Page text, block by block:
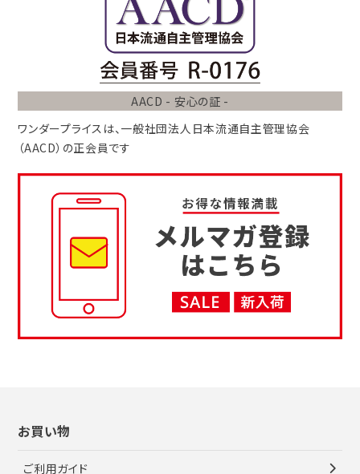
AACD - 安心の証 -
ワンダープライスは、 一般社団法人 日本流通自主管理協会
（AACD） の正会員です
お買い物
ご利用ガイド